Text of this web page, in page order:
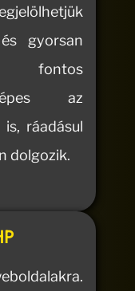
gyorsan
fontos
az
ráadásul
dolgozik.